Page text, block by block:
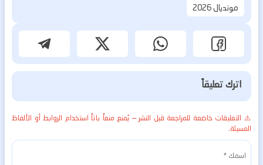
مونديال 2026
اترك تعليقاً
⚠️ التعليقات خاضعة للمراجعة قبل النشر — يُمنع منعاً باتاً استخدام الروابط أو الألفاظ
المسيئة.